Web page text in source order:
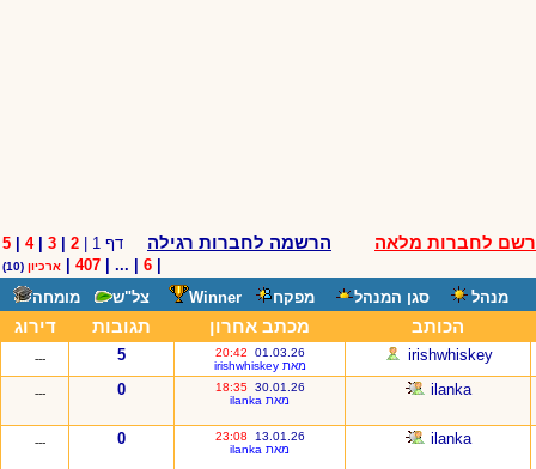
לחברות מלאה הרשמה לחברות רגילה דף 1 | 2
3
|
4
5
6
| ... |
407 ארכיון (10)
מנהל סגן המנהל מפקח Winner צל"ש מומחה
הכותב מכתב אחרון תגובות דירוג
irishwhiskey
01.03.26
20:42
מאת irishwhiskey
5
---
ilanka
30.01.26
18:35
מאת ilanka
0
---
ilanka
13.01.26
23:08
מאת ilanka
0
---